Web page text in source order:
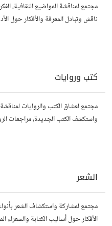
مجتمع لمناقشة المواضيع الثقافية،
ناقش وتبادل المعرفة والأفكار حول
كتب وروايات
مجتمع لعشاق الكتب والروايات
واستكشف الكتب الجديدة، مراجعات
الشعر
مجتمع لمشاركة واستكشاف الشعر
الأفكار حول أساليب الكتابة والشعراء